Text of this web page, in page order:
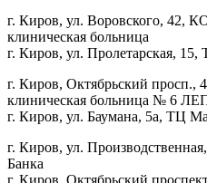
г. Киров, ул. Воровского, 42,
клиническая больница
г. Киров, ул. Пролетарская,
г. Киров, Октябрьский просп.,
клиническая больница № 6
г. Киров, ул. Баумана, 5а, ТЦ
г. Киров, ул.
Банка
г. Киров, Октябрьский